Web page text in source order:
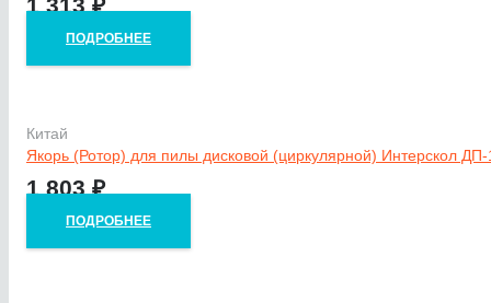
1 313₽
ПОДРОБНЕЕ
Китай
Якорь (Ротор) для пилы дисковой (циркулярной) Интерскол
1 803₽
ПОДРОБНЕЕ